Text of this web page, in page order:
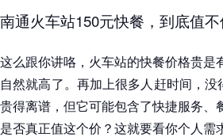
南通火车站150元快餐，到底值不
这么跟你讲咯，火车站的快餐价格贵
自然就高了。再加上很多人赶时间，
贵得离谱，但它可能包含了快捷服务
是否真正值这个价？这就要看你个人需